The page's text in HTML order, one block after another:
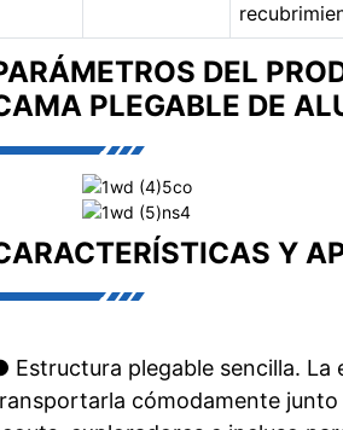
DEL
PLEGABLE DE
Y
Estructura plegable sencilla.
cómodamente junto